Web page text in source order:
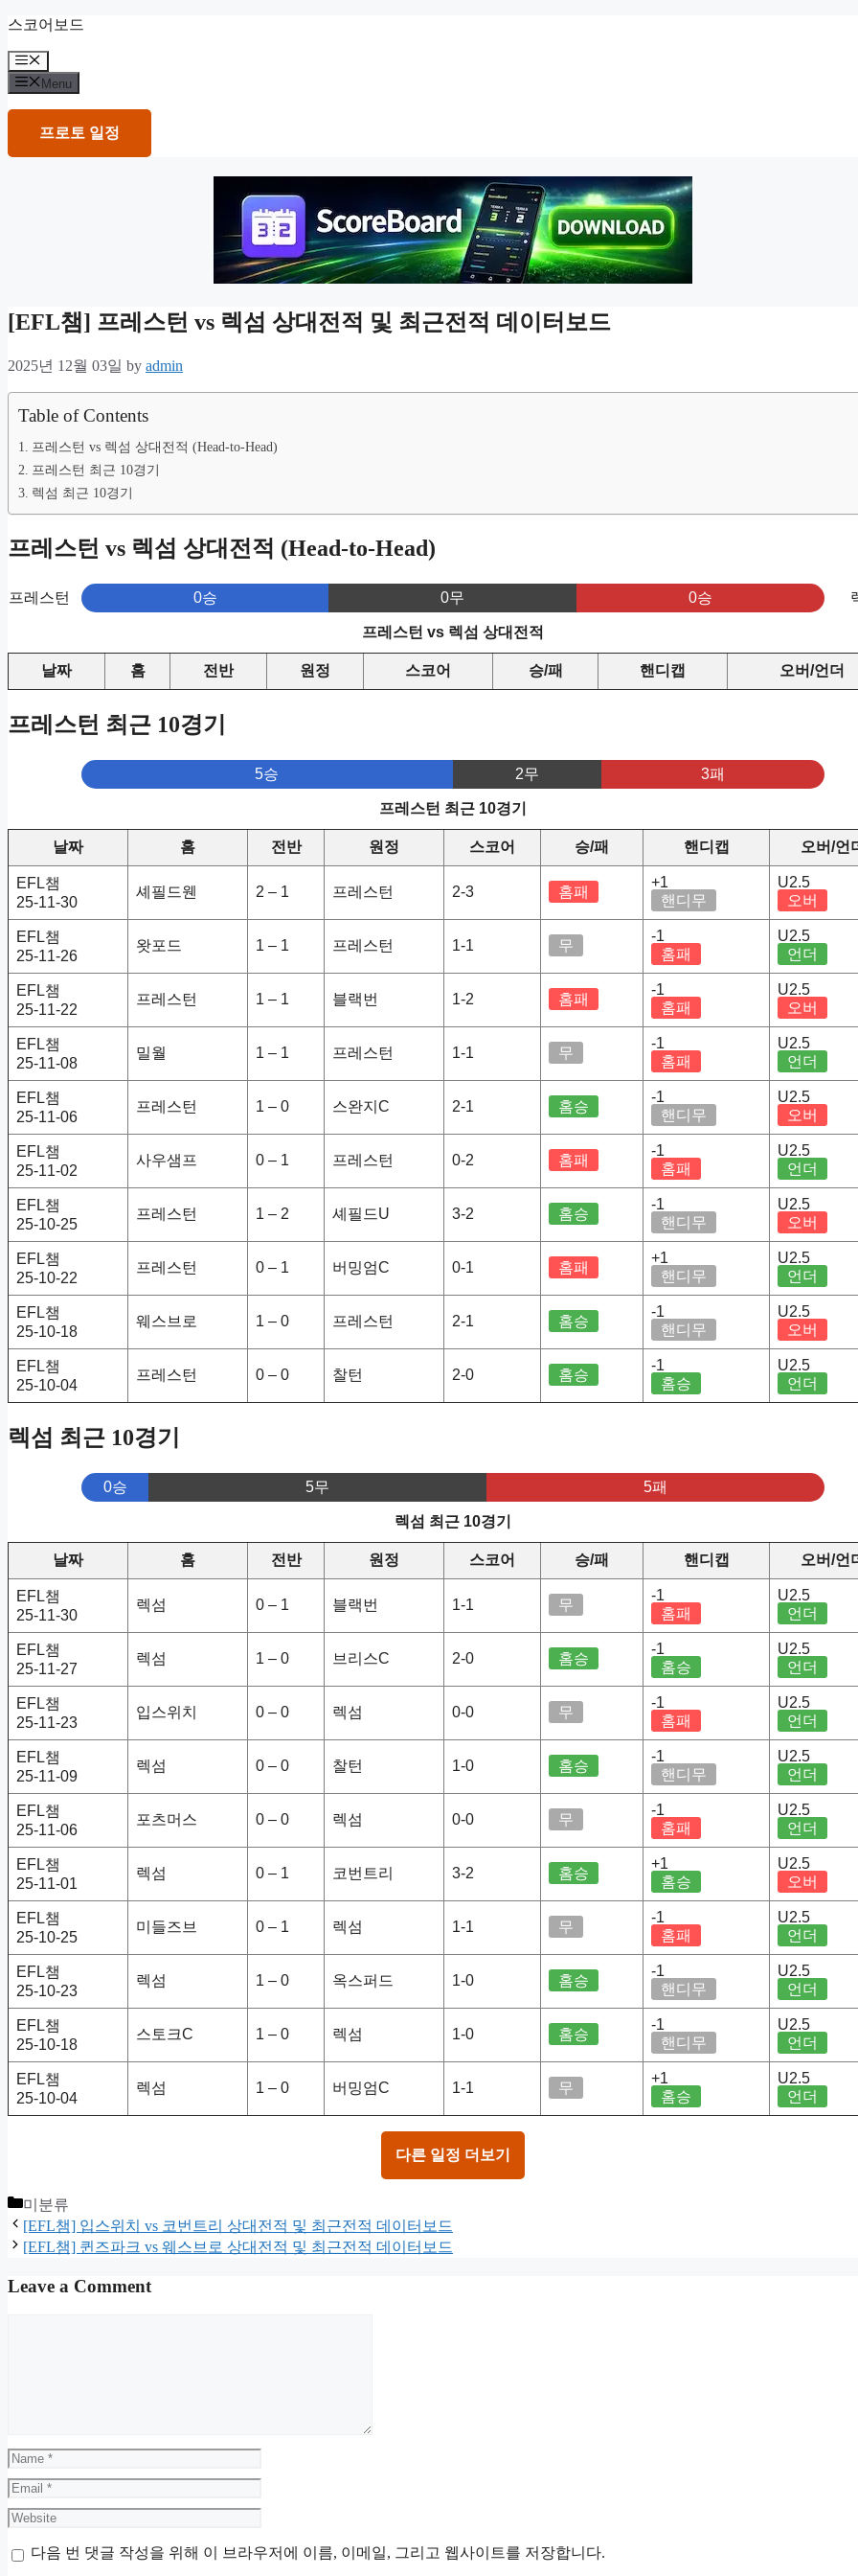
Skip
content
스코어보드
Menu
Menu
프로토 일정
[EFL챔] 프레스턴 vs 렉섬 상대전적 및 최근전적 데이터보드
2025년 12월 03일 by admin
Table of Contents
프레스턴 vs 렉섬 상대전적 (Head-to-Head)
프레스턴 최근 10경기
렉섬 최근 10경기
프레스턴 vs 렉섬 상대전적 (Head-to-Head)
프레스턴 0승 0무 0승
프레스턴 vs 렉섬 상대전적
날짜 홈 전반 원정 스코어 승/패 핸디캡 오버/언더
프레스턴 최근 10경기
5승 2무 3패
프레스턴 최근 10경기
날짜 홈 전반 원정 스코어 승/패 핸디캡 오버/언
EFL챔
25-11-30
셰필드웬 2 – 1 프레스턴 2-3 홈패
+1
핸디무
U2.5
오버
EFL챔
25-11-26
왓포드 1 – 1 프레스턴 1-1 무
-1
홈패
U2.5
언더
EFL챔
25-11-22
프레스턴 1 – 1 블랙번 1-2 홈패
-1
홈패
U2.5
오버
EFL챔
25-11-08
밀월 1 – 1 프레스턴 1-1 무
-1
홈패
U2.5
언더
EFL챔
25-11-06
프레스턴 1 – 0 스완지C 2-1 홈승
-1
핸디무
U2.5
오버
EFL챔
25-11-02
사우샘프 0 – 1 프레스턴 0-2 홈패
-1
홈패
U2.5
언더
EFL챔
25-10-25
프레스턴 1 – 2 셰필드U 3-2 홈승
-1
핸디무
U2.5
오버
EFL챔
25-10-22
프레스턴 0 – 1 버밍엄C 0-1 홈패
+1
핸디무
U2.5
언더
EFL챔
25-10-18
웨스브로 1 – 0 프레스턴 2-1 홈승
-1
핸디무
U2.5
오버
EFL챔
25-10-04
프레스턴 0 – 0 찰턴 2-0 홈승
-1
홈승
U2.5
언더
렉섬 최근 10경기
0승 5무 5패
렉섬 최근 10경기
날짜 홈 전반 원정 스코어 승/패 핸디캡 오버/언
EFL챔
25-11-30
렉섬 0 – 1 블랙번 1-1 무
-1
홈패
U2.5
언더
EFL챔
25-11-27
렉섬 1 – 0 브리스C 2-0 홈승
-1
홈승
U2.5
언더
EFL챔
25-11-23
입스위치 0 – 0 렉섬 0-0 무
-1
홈패
U2.5
언더
EFL챔
25-11-09
렉섬 0 – 0 찰턴 1-0 홈승
-1
핸디무
U2.5
언더
EFL챔
25-11-06
포츠머스 0 – 0 렉섬 0-0 무
-1
홈패
U2.5
언더
EFL챔
25-11-01
렉섬 0 – 1 코번트리 3-2 홈승
+1
홈승
U2.5
오버
EFL챔
25-10-25
미들즈브 0 – 1 렉섬 1-1 무
-1
홈패
U2.5
언더
EFL챔
25-10-23
렉섬 1 – 0 옥스퍼드 1-0 홈승
-1
핸디무
U2.5
언더
EFL챔
25-10-18
스토크C 1 – 0 렉섬 1-0 홈승
-1
핸디무
U2.5
언더
EFL챔
25-10-04
렉섬 1 – 0 버밍엄C 1-1 무
+1
홈승
U2.5
언더
다른 일정 더보기
Categories
미분류
[EFL챔] 입스위치 vs 코번트리 상대전적 및 최근전적 데이터보드
[EFL챔] 퀸즈파크 vs 웨스브로 상대전적 및 최근전적 데이터보드
Leave a Comment
Name
Email
Website
다음 번 댓글 작성을 위해 이 브라우저에 이름, 이메일, 그리고 웹사이트를 저장합니다.